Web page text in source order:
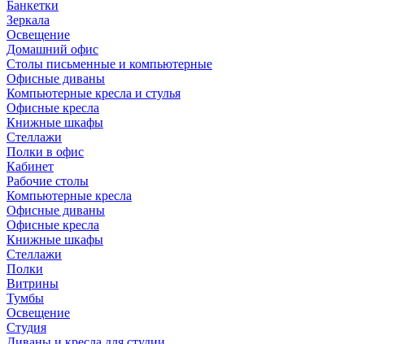
Банкетки
Зеркала
Освещение
Домашний офис
Столы письменные и компьютерные
Офисные диваны
Компьютерные кресла и стулья
Офисные кресла
Книжные шкафы
Стеллажи
Полки в офис
Кабинет
Рабочие столы
Компьютерные кресла
Офисные диваны
Офисные кресла
Книжные шкафы
Стеллажи
Полки
Витрины
Тумбы
Освещение
Студия